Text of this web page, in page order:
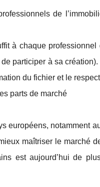
de
à chaque professionnel
participer à sa
du fichier et le
parts de marché
européens, notamment
maîtriser le marché
est aujourd’hui de